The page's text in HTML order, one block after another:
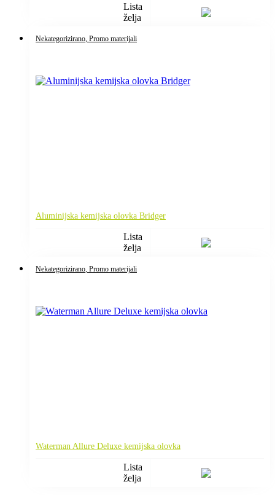
Lista
želja
Nekategorizirano , Promo materijali
Aluminijska kemijska olovka Bridger
Lista
želja
Nekategorizirano , Promo materijali
Waterman Allure Deluxe kemijska olovka
Lista
želja